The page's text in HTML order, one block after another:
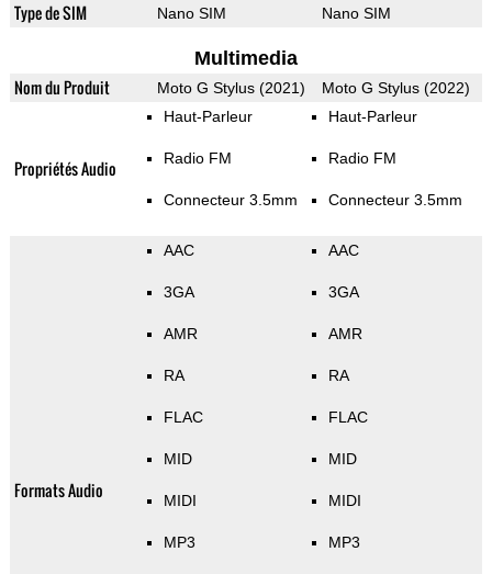
Type de SIM Nano SIM Nano SIM
Multimedia
Nom du Produit Moto G Stylus (2021) Moto G Stylus (2022)
Propriétés Audio
Haut-Parleur
Radio FM
Connecteur 3.5mm
Haut-Parleur
Radio FM
Connecteur 3.5mm
Formats Audio
AAC
3GA
AMR
RA
FLAC
MID
MIDI
MP3
AAC
3GA
AMR
RA
FLAC
MID
MIDI
MP3